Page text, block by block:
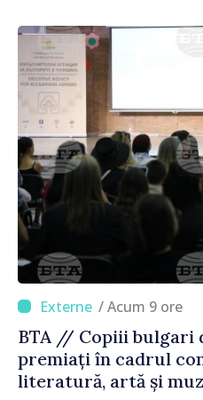
/ Acum 9 ore
BTA // Copiii bulgari
premiați în cadrul
literatură, artă și